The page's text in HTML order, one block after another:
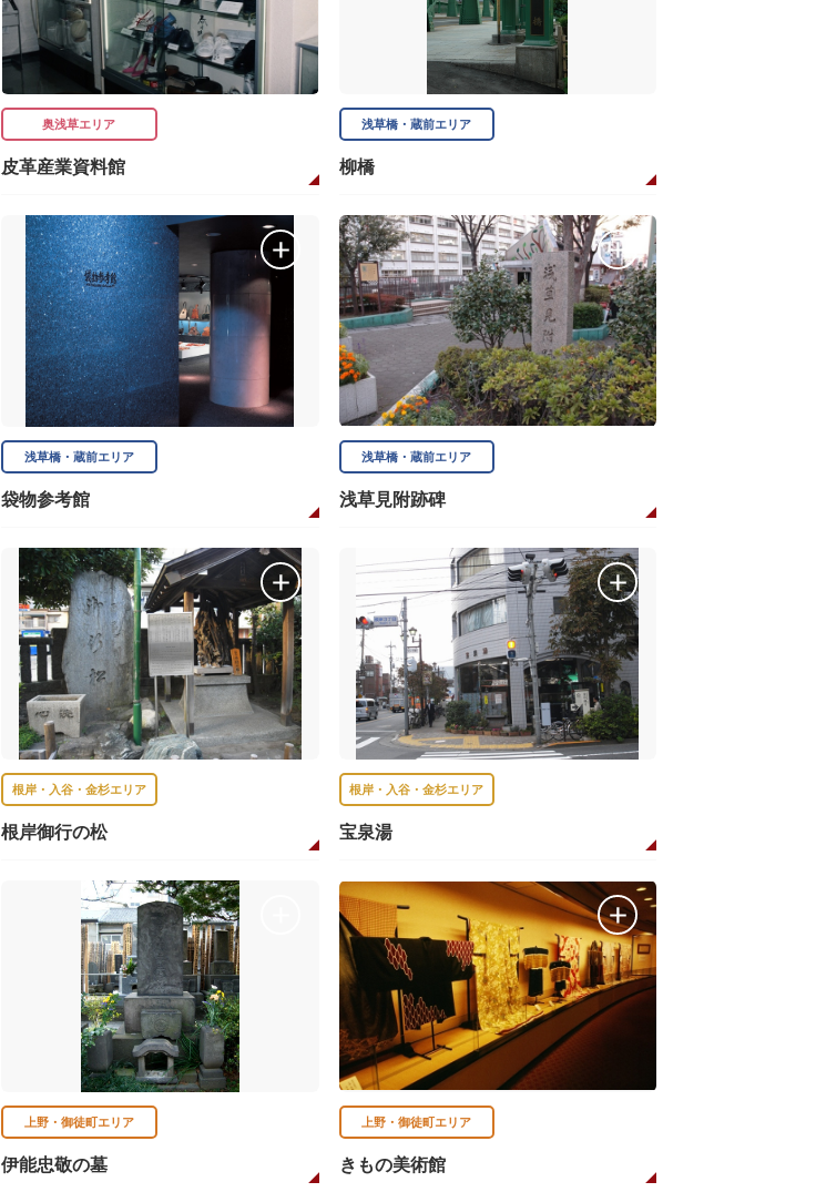
奥浅草エリア
皮革産業資料館
浅草橋・蔵前エリア
柳橋
浅草橋・蔵前エリア
袋物参考館
浅草橋・蔵前エリア
浅草見附跡碑
根岸・入谷・金杉エリア
根岸御行の松
根岸・入谷・金杉エリア
宝泉湯
上野・御徒町エリア
伊能忠敬の墓
上野・御徒町エリア
きもの美術館